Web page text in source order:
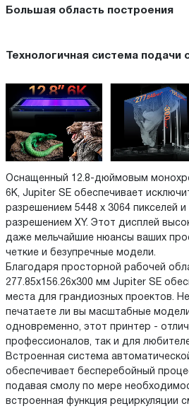
Большая область построения
Технологичная система подачи
Оснащенный 12.8-дюймовым
6K, Jupiter SE обеспечивает
разрешением 5448 x 3064 пикселей
разрешением XY. Этот дисплей
даже мельчайшие нюансы ваших
четкие и безупречные модели.
Благодаря просторной рабочей
277.85x156.26x300 мм Jupiter SE
места для грандиозных проектов.
печатаете ли вы масштабные
одновременно, этот принтер -
профессионалов, так и для
Встроенная система
обеспечивает бесперебойный
подавая смолу по мере
встроенная функция рециркуляции